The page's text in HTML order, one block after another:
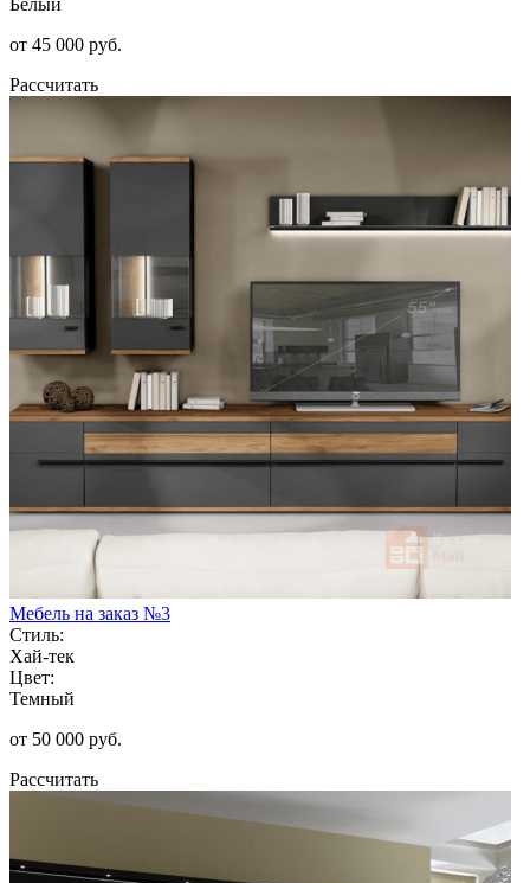
от 45 000 руб.
Рассчитать
Мебель на заказ №3
Стиль:
Хай-тек
Цвет:
Темный
от 50 000 руб.
Рассчитать